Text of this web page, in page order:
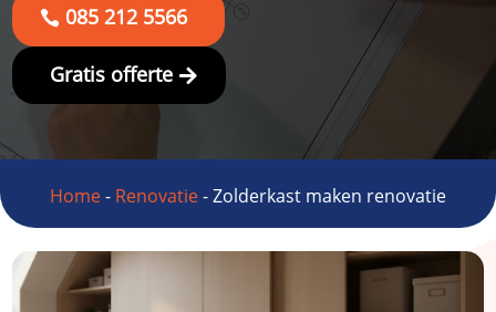
085 212 5566
Gratis offerte
Home- Renovatie-Zolderkast maken renovatie